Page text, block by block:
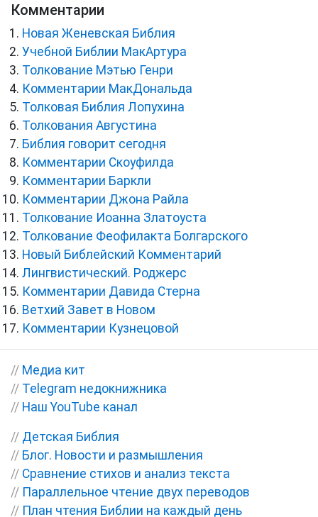
Комментарии
Новая Женевская Библия
Учебной Библии МакАртура
Толкование Мэтью Генри
Комментарии МакДональда
Толковая Библия Лопухина
Толкования Августина
Библия говорит сегодня
Комментарии Скоуфилда
Комментарии Баркли
Комментарии Джона Райла
Толкование Иоанна Златоуста
Толкование Феофилакта Болгарского
Новый Библейский Комментарий
Лингвистический. Роджерс
Комментарии Давида Стерна
Ветхий Завет в Новом
Комментарии Кузнецовой
// Медиа кит
// Telegram недокнижника
// Наш YouTube канал
// Детская Библия
// Блог. Новости и размышления
// Сравнение стихов и анализ текста
// Параллельное чтение двух переводов
// План чтения Библии на каждый день